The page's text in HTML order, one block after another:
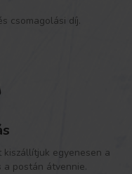
csomagolási díj.
egyenesen a
a postán átvennie.